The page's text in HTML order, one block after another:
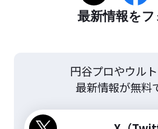
最新情報を
円谷プロやウル
最新情報が無料